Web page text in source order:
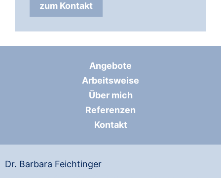
zum Kontakt
Angebote
Arbeitsweise
Über mich
Referenzen
Kontakt
Dr. Barbara Feichtinger